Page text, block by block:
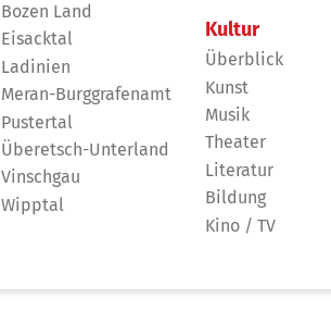
Bozen Land
Eisacktal
Ladinien
Meran-Burggrafenamt
Pustertal
Überetsch-Unterland
Vinschgau
Wipptal
Kultur
Überblick
Kunst
Musik
Theater
Literatur
Bildung
Kino / TV